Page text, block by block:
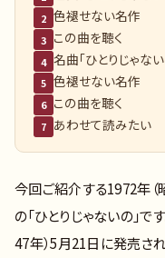
2 色褪せない名作
3 この曲を聴く
4 名曲「ひとりじゃない
5 色褪せない名作
6 この曲を聴く
7 あわせて読みたい
今回ご紹介する1972年（
の「ひとりじゃないの」で
47年）5月21日に発売さ